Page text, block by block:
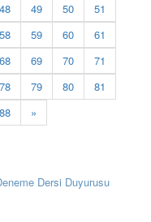
48 49 50
51
58 59 60
61
68 69 70
71
78 79 80
81
88 »
Dersi Duyurusu